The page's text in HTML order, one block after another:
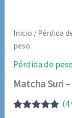
Inicio / Pérdida
peso
Pérdida de peso
Matcha Suri
(4